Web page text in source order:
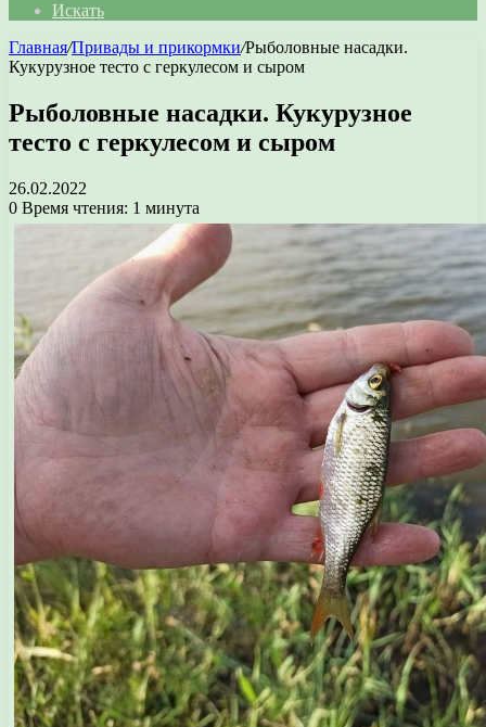
Искать
Главная/Привады и прикормки/Рыболовные насадки.
Кукурузное тесто с геркулесом и сыром
Рыболовные насадки. Кукурузное
тесто с геркулесом и сыром
26.02.2022
0 Время чтения: 1 минута